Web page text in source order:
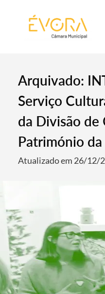
Arquivado:
Serviço
da Divisão de
Património da
Atualizado em 26/12/